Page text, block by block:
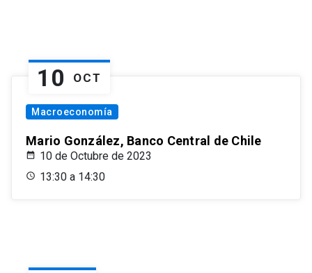
10 OCT
Macroeconomía
Mario González, Banco Central de Chile
10 de Octubre de 2023
13:30 a 14:30